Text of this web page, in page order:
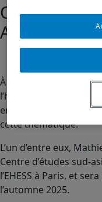
Cours sur
Automne
À l’automne prochain,
l’hindouisme,
enseignement », par
cette thématique.
L’un d’entre eux,
Centre d’études sud-
l’EHESS à Paris, et
l’automne 2025.